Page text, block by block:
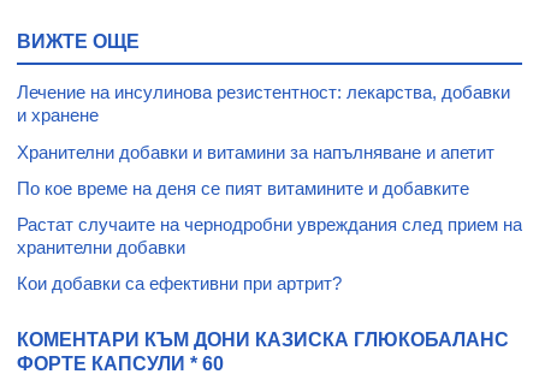
ВИЖТЕ ОЩЕ
Лечение на инсулинова резистентност: лекарства, добавки
и хранене
Хранителни добавки и витамини за напълняване и апетит
По кое време на деня се пият витамините и добавките
Растат случаите на чернодробни увреждания след прием на
хранителни добавки
Кои добавки са ефективни при артрит?
КОМЕНТАРИ КЪМ ДОНИ КАЗИСКА ГЛЮКОБАЛАНС
ФОРТЕ КАПСУЛИ * 60